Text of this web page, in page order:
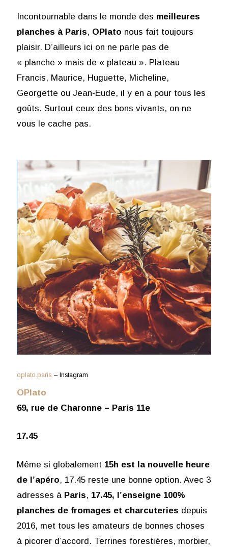
Incontournable dans le monde des meilleures
planches à Paris, OPlato nous fait toujours
plaisir. D’ailleurs ici on ne parle pas de
« planche » mais de « plateau ». Plateau
Francis, Maurice, Huguette, Micheline,
Georgette ou Jean-Eude, il y en a pour tous les
goûts. Surtout ceux des bons vivants, on ne
vous le cache pas.
oplato.paris – Instagram
OPlato
69, rue de Charonne – Paris 11e
17.45
Même si globalement 15h est la nouvelle heure
de l’apéro, 17.45 reste une bonne option. Avec 3
adresses à Paris, 17.45, l’enseigne 100%
planches de fromages et charcuteries depuis
2016, met tous les amateurs de bonnes choses
à picorer d’accord. Terrines forestières, morbier,